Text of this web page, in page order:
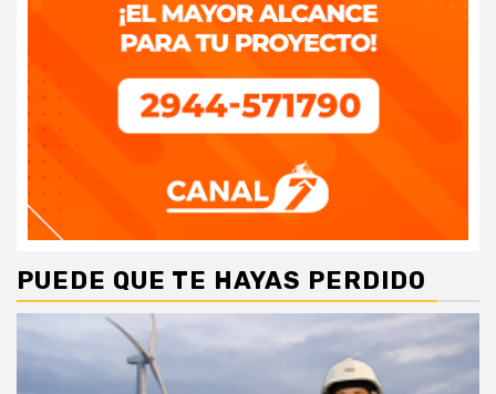
PUEDE QUE TE HAYAS PERDIDO